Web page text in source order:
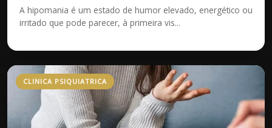
A hipomania é um estado de humor elevado, energético ou
irritado que pode parecer, à primeira vis...
CLINICA PSIQUIATRICA